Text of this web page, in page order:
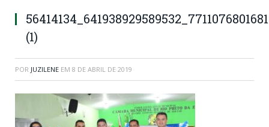
(1)
POR JUZILENE EM 8 DE ABRIL DE 2019